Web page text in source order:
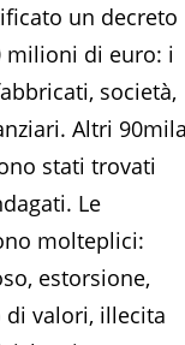
un decreto
milioni di euro: i
società,
Altri 90mila
stati trovati
Le
molteplici:
estorsione,
valori, illecita